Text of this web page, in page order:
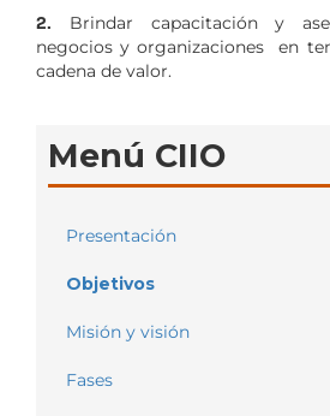
2. Brindar capacitación y
negocios y organizaciones en
cadena de valor.
Menú CIIO
Presentación
Objetivos
Misión y visión
Fases